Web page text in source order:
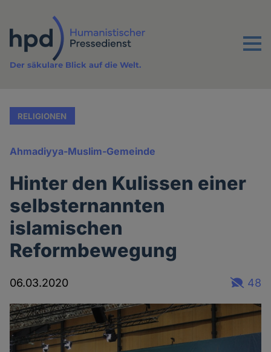
Inhalt
Menu
Der säkulare Blick auf die Welt.
RELIGIONEN
Ahmadiyya-Muslim-Gemeinde
Hinter den Kulissen einer
selbsternannten
islamischen
Reformbewegung
06.03.2020 48